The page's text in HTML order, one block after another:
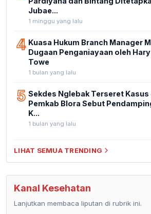
Jubae...
1 minggu yang lalu
4 Kuasa Hukum Branch Manager
Dugaan Penganiayaan oleh
Towe
1 bulan yang lalu
5 Sekdes Nglebak Terseret Kasus
Pemkab Blora Sebut
K...
1 bulan yang lalu
LIHAT SEMUA TRENDING
Kanal Kesehatan
Lanjutkan membaca liputan di rubrik ini.